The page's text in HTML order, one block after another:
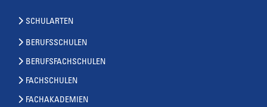
SCHULARTEN
BERUFSSCHULEN
BERUFSFACHSCHULEN
FACHSCHULEN
FACHAKADEMIEN